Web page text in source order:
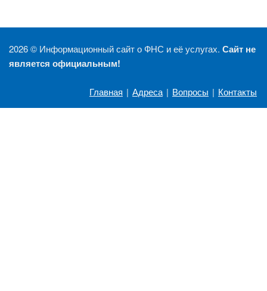
2026 © Информационный сайт о ФНС и её услугах. Сайт не
является официальным!
Главная | Адреса | Вопросы | Контакты